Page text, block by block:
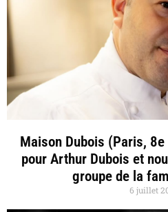
Maison Dubois (Paris,
pour Arthur Dubois et
groupe de la
6 juillet